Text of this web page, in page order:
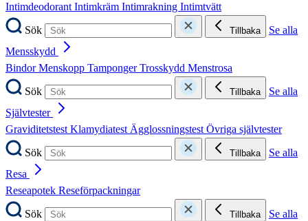
IntimdeodorantIntimkräm Intimrakning Intimtvätt
Sök
Tillbaka
Se alla
Mensskydd
BindorMenskopp TampongerTrosskydd Menstrosa
Sök
Tillbaka
Se alla
Självtester
GraviditetstestKlamydiatestÄgglossningstestÖvriga självtester
Sök
Tillbaka
Se alla
Resa
Reseapotek Reseförpackningar
Sök
Tillbaka
Se alla